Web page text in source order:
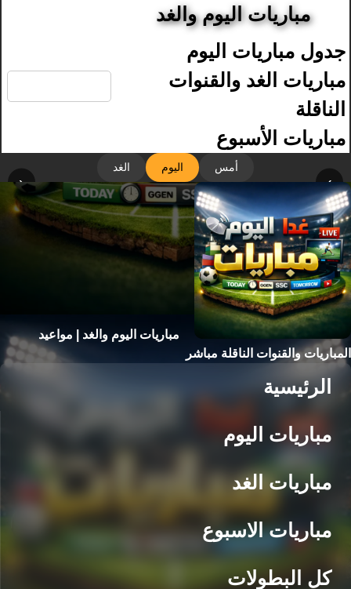
مباريات اليوم والغد
جدول مباريات اليوم
مباريات الغد والقنوات
الناقلة
مباريات الأسبوع
أمس اليوم الغد
‹ ›
مباريات اليوم والغد | مواعيد
المباريات والقنوات الناقلة مباشر
الرئيسية
مباريات اليوم
مباريات الغد
مباريات الاسبوع
كل البطولات